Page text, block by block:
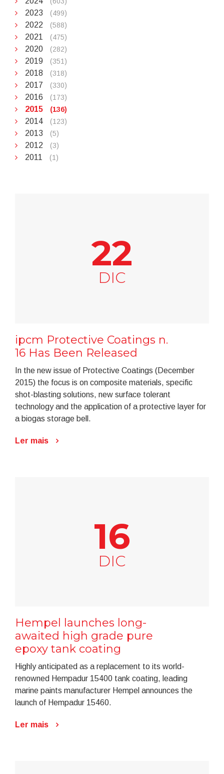
2023 (499)
2022 (588)
2021 (475)
2020 (282)
2019 (351)
2018 (318)
2017 (330)
2016 (173)
2015 (136)
2014 (123)
2013 (5)
2012 (3)
2011 (1)
22
DIC
ipcm Protective Coatings n.
16 Has Been Released
In the new issue of Protective Coatings (December
2015) the focus is on composite materials, specific
shot-blasting solutions, new surface tolerant
technology and the application of a protective layer for
a biogas storage bell.
Ler mais
16
DIC
Hempel launches long-
awaited high grade pure
epoxy tank coating
Highly anticipated as a replacement to its world-
renowned Hempadur 15400 tank coating, leading
marine paints manufacturer Hempel announces the
launch of Hempadur 15460.
Ler mais